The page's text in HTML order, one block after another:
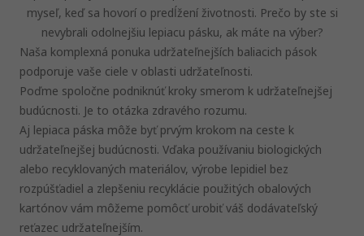
myseľ, keď sa hovorí o predĺžení životnosti. Prečo by ste si
nevybrali odolnejšiu lepiacu pásku, ak máte na výber?
Naša komplexná ponuka udržateľnejších baliacich pások
podporuje vaše ciele v oblasti udržateľnosti.
Poďme spoločne podniknúť kroky smerom k udržateľnejšej
budúcnosti. Je to otázka zdravého rozumu.
Aj lepiaca páska môže byť prvým krokom na ceste k
udržateľnejšej budúcnosti. Vďaka používaniu biologických
alebo recyklovaných materiálov, výrobe lepidiel bez
rozpúšťadiel a zlepšeniu recyklácie použitých obalových
kartónov vám môžeme pomôcť urobiť váš dodávateľský
reťazec udržateľnejším.